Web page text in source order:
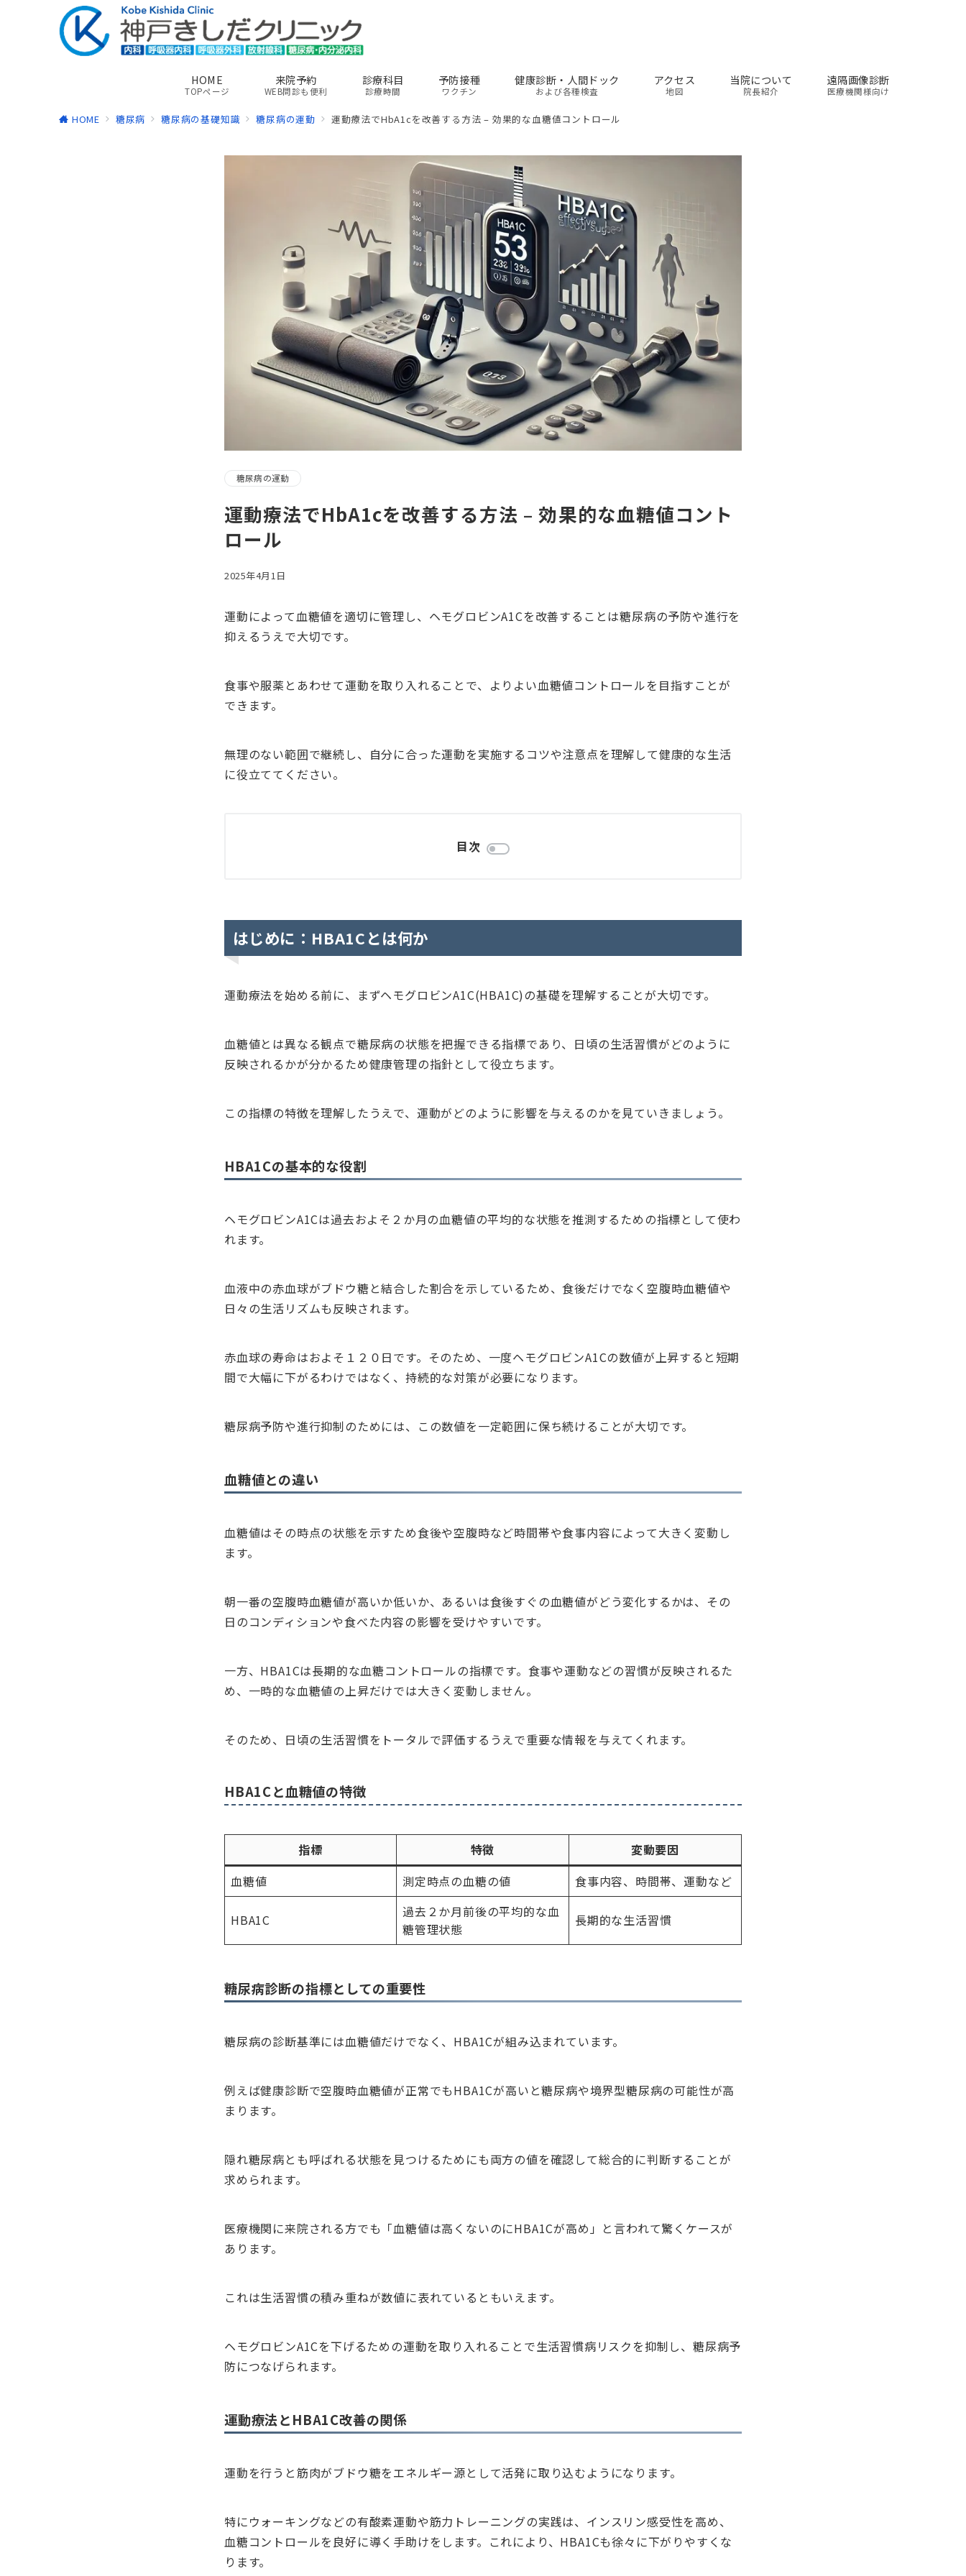
HOME
TOPページ
来院予約
WEB問診も便利
診療科目
診療時間
予防接種
ワクチン
健康診断・人間ドック
および各種検査
アクセス
地図
当院について
院長紹介
遠隔画像診断
医療機関様向け
HOME 糖尿病 糖尿病の基礎知識 糖尿病の運動 運動療法でHbA1cを改善する方法 – 効果的な血糖値コントロール
糖尿病の運動
運動療法でHbA1cを改善する方法 – 効果的な血糖値コント
ロール
2025年4月1日
運動によって血糖値を適切に管理し、ヘモグロビンA1Cを改善することは糖尿病の予防や進行を
抑えるうえで大切です。
食事や服薬とあわせて運動を取り入れることで、よりよい血糖値コントロールを目指すことが
できます。
無理のない範囲で継続し、自分に合った運動を実施するコツや注意点を理解して健康的な生活
に役立ててください。
目次
はじめに：HBA1Cとは何か
運動療法を始める前に、まずヘモグロビンA1C(HBA1C)の基礎を理解することが大切です。
血糖値とは異なる観点で糖尿病の状態を把握できる指標であり、日頃の生活習慣がどのように
反映されるかが分かるため健康管理の指針として役立ちます。
この指標の特徴を理解したうえで、運動がどのように影響を与えるのかを見ていきましょう。
HBA1Cの基本的な役割
ヘモグロビンA1Cは過去およそ２か月の血糖値の平均的な状態を推測するための指標として使わ
れます。
血液中の赤血球がブドウ糖と結合した割合を示しているため、食後だけでなく空腹時血糖値や
日々の生活リズムも反映されます。
赤血球の寿命はおよそ１２０日です。そのため、一度ヘモグロビンA1Cの数値が上昇すると短期
間で大幅に下がるわけではなく、持続的な対策が必要になります。
糖尿病予防や進行抑制のためには、この数値を一定範囲に保ち続けることが大切です。
血糖値との違い
血糖値はその時点の状態を示すため食後や空腹時など時間帯や食事内容によって大きく変動し
ます。
朝一番の空腹時血糖値が高いか低いか、あるいは食後すぐの血糖値がどう変化するかは、その
日のコンディションや食べた内容の影響を受けやすいです。
一方、HBA1Cは長期的な血糖コントロールの指標です。食事や運動などの習慣が反映されるた
め、一時的な血糖値の上昇だけでは大きく変動しません。
そのため、日頃の生活習慣をトータルで評価するうえで重要な情報を与えてくれます。
HBA1Cと血糖値の特徴
指標 特徴
変動要因
血糖値
測定時点の血糖の値 食事内容、時間帯、運動など
HBA1C
過去２か月前後の平均的な血
糖管理状態
長期的な生活習慣
糖尿病診断の指標としての重要性
糖尿病の診断基準には血糖値だけでなく、HBA1Cが組み込まれています。
例えば健康診断で空腹時血糖値が正常でもHBA1Cが高いと糖尿病や境界型糖尿病の可能性が高
まります。
隠れ糖尿病とも呼ばれる状態を見つけるためにも両方の値を確認して総合的に判断することが
求められます。
医療機関に来院される方でも「血糖値は高くないのにHBA1Cが高め」と言われて驚くケースが
あります。
これは生活習慣の積み重ねが数値に表れているともいえます。
ヘモグロビンA1Cを下げるための運動を取り入れることで生活習慣病リスクを抑制し、糖尿病予
防につなげられます。
運動療法とHBA1C改善の関係
運動を行うと筋肉がブドウ糖をエネルギー源として活発に取り込むようになります。
特にウォーキングなどの有酸素運動や筋力トレーニングの実践は、インスリン感受性を高め、
血糖コントロールを良好に導く手助けをします。これにより、HBA1Cも徐々に下がりやすくな
ります。